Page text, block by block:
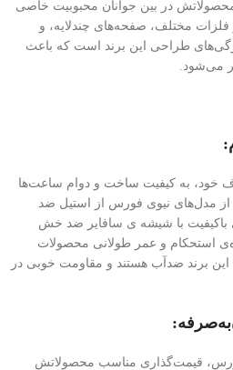
در بین جوانان محبوبیت خاصی
فلزات مختلف، صفحه‌های چندلایه، و
طراحی این برند است که باعث
می‌شود.
خود، به کیفیت ساخت و دوام ساعت‌ها
از مدل‌های نیوی فورس از استیل ضد
باکیفیت با شیشه ی سافایر ضد خش
استحکام و عمر طولانی محصولات
برند ضدآب هستند و مقاومت خوبی در
قیمت‌گذاری مناسب محصولاتش